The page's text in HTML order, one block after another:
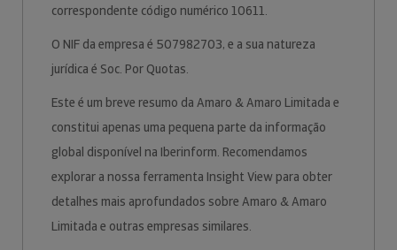
correspondente código numérico 10611.
O NIF da empresa é 507982703, e a sua natureza
jurídica é Soc. Por Quotas.
Este é um breve resumo da Amaro & Amaro Limitada e
constitui apenas uma pequena parte da informação
global disponível na Iberinform. Recomendamos
explorar a nossa ferramenta Insight View para obter
detalhes mais aprofundados sobre Amaro & Amaro
Limitada e outras empresas similares.